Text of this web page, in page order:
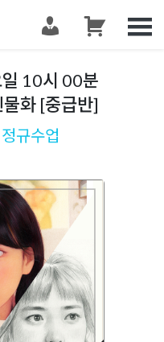
10시 00분
화 [중급반]
규수업